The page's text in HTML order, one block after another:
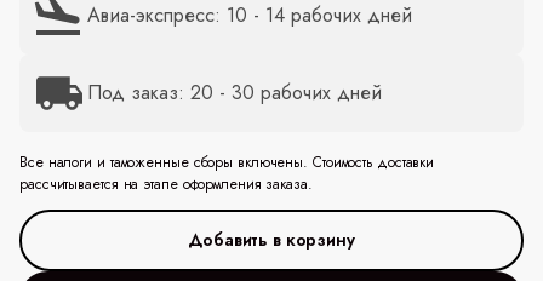
Авиа-экспресс: 10 - 14 рабочих дней
Под заказ: 20 - 30 рабочих дней
Все налоги и таможенные сборы включены. Стоимость доставки
рассчитывается на этапе оформления заказа.